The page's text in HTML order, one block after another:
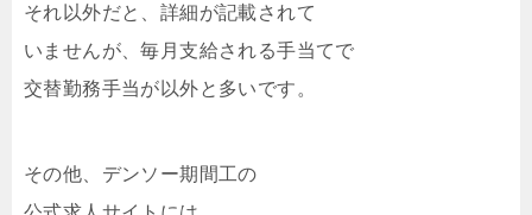
それ以外だと、詳細が記載されて
いませんが、毎月支給される手当てで
交替勤務手当が以外と多いです。
その他、デンソー期間工の